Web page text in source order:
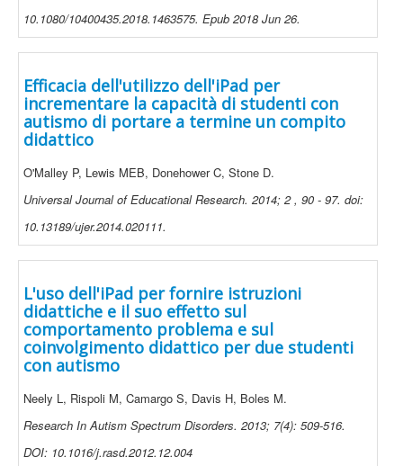
10.1080/10400435.2018.1463575. Epub 2018 Jun 26.
Efficacia dell'utilizzo dell'iPad per
incrementare la capacità di studenti con
autismo di portare a termine un compito
didattico
O'Malley P, Lewis MEB, Donehower C, Stone D.
Universal Journal of Educational Research. 2014; 2 , 90 - 97. doi:
10.13189/ujer.2014.020111.
L'uso dell'iPad per fornire istruzioni
didattiche e il suo effetto sul
comportamento problema e sul
coinvolgimento didattico per due studenti
con autismo
Neely L, Rispoli M, Camargo S, Davis H, Boles M.
Research In Autism Spectrum Disorders. 2013; 7(4): 509-516.
DOI: 10.1016/j.rasd.2012.12.004